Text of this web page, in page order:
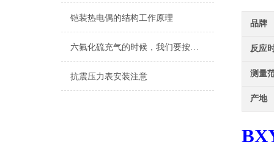
铠装热电偶的结构工作原理
六氟化硫充气的时候，我们要按照步骤来操作才能保证安全
抗震压力表安装注意
品牌
反应
测量
产地